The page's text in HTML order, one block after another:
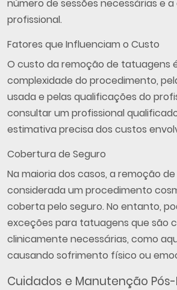
número de sessões necessárias e
profissional.
Fatores que Influenciam o Custo
O custo da remoção de tatuagens
complexidade do procedimento,
usada e pelas qualificações do
consultar um profissional
estimativa precisa dos custos
Cobertura de Seguro
Na maioria dos casos, a remoção
considerada um procedimento
coberta pelo seguro. No entanto,
exceções para tatuagens que são
clinicamente necessárias, como
causando sofrimento físico ou
Cuidados e Manutenção